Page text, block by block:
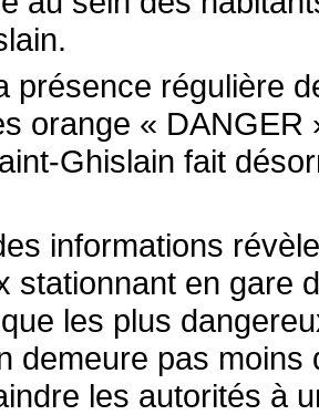
présence régulière
orange «
Ghislain fait
informations
stationnant en gare
les plus
demeure pas
les autorités à